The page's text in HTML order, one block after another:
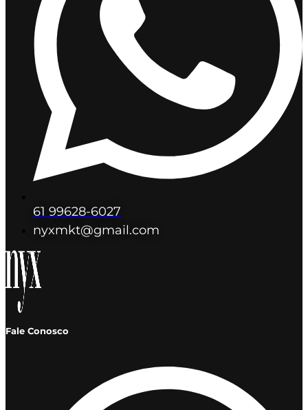
61 99628-6027
nyxmkt@gmail.com
Fale Conosco